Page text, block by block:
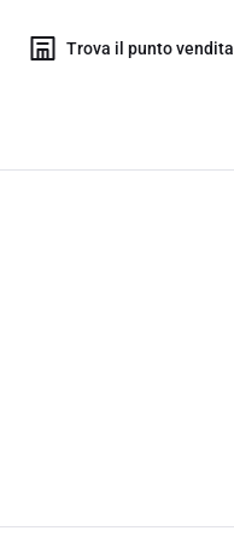
Trova il punto vendita